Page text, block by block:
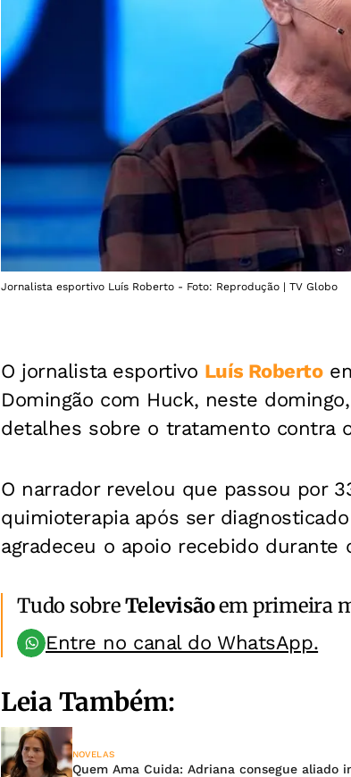
Jornalista esportivo Luís Roberto - Foto: Reprodução | TV Globo
O jornalista esportivo Luís Roberto
Domingão com Huck, neste
detalhes sobre o tratamento contra
O narrador revelou que passou por
quimioterapia após ser
agradeceu o apoio recebido durante
Tudo sobreTelevisãoem primeira
Entre no canal do WhatsApp.
Leia Também:
NOVELAS
Quem Ama Cuida: Adriana consegue aliado